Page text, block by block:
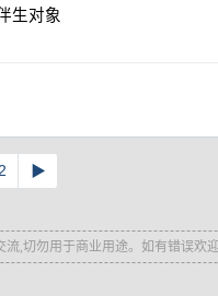
生对象
2 ▶
流,切勿用于商业用途。如有错误欢